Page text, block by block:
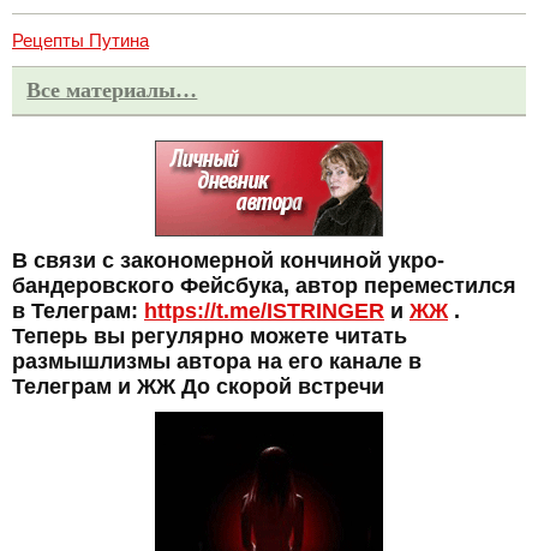
Рецепты Путина
Все материалы…
В связи с закономерной кончиной укро-
бандеровского Фейсбука, автор переместился
в Телеграм: https://t.me/ISTRINGER и ЖЖ.
Теперь вы регулярно можете читать
размышлизмы автора на его канале в
Телеграм и ЖЖ До скорой встречи